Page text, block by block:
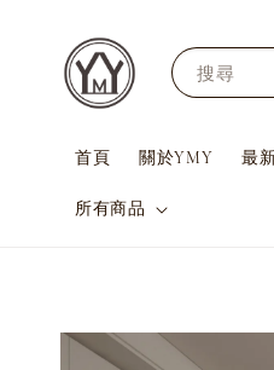
搜尋
首頁 關於YMY 最
所有商品